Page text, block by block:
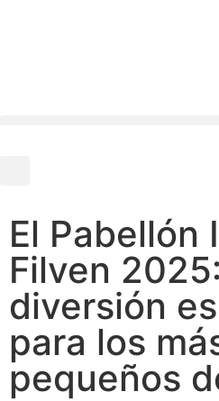
El Pabellón
Filven
diversión
para los
pequeños